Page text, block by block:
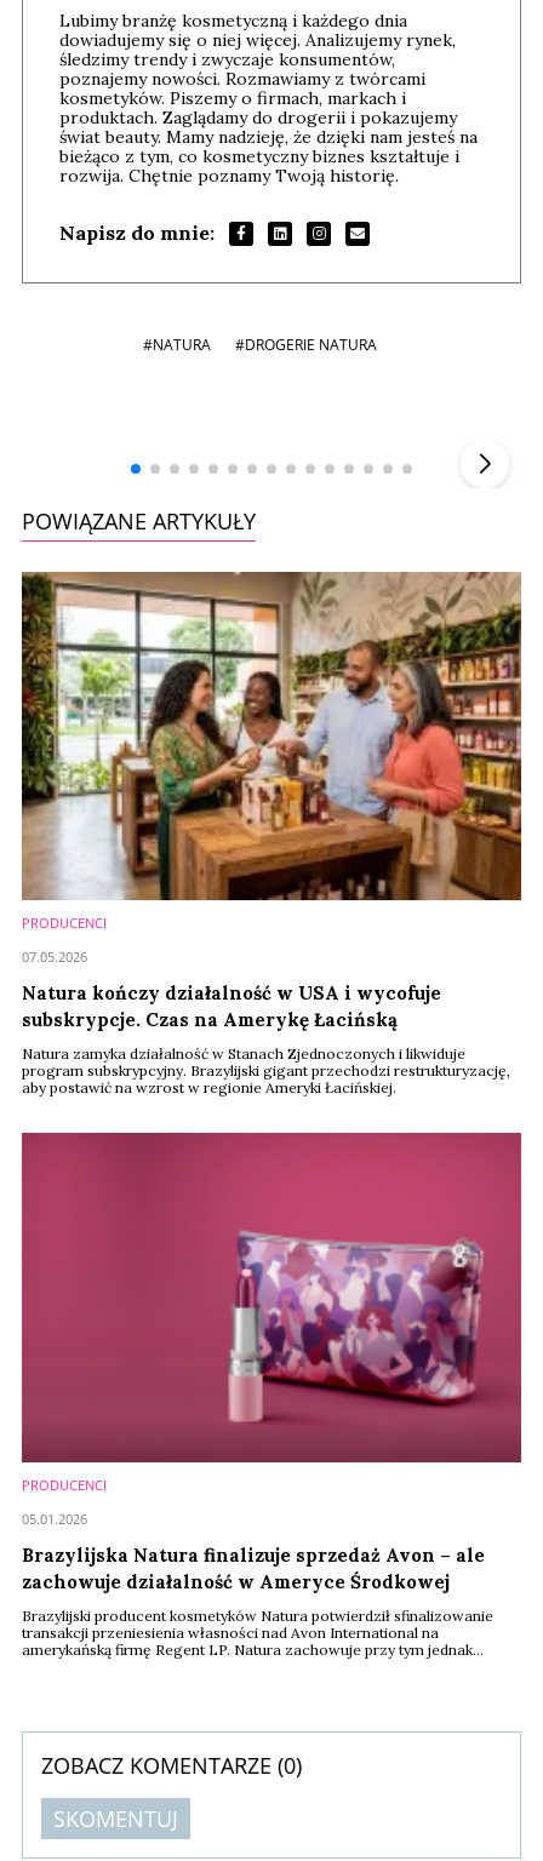
Lubimy branżę kosmetyczną i każdego dnia
dowiadujemy się o niej więcej. Analizujemy rynek,
śledzimy trendy i zwyczaje konsumentów,
poznajemy nowości. Rozmawiamy z twórcami
kosmetyków. Piszemy o firmach, markach i
produktach. Zaglądamy do drogerii i pokazujemy
świat beauty. Mamy nadzieję, że dzięki nam jesteś na
bieżąco z tym, co kosmetyczny biznes kształtuje i
rozwija. Chętnie poznamy Twoją historię.
Napisz do mnie:
#NATURA #DROGERIE NATURA
POWIĄZANE ARTYKUŁY
PRODUCENCI
Natura kończy działalność w USA i wycofuje
subskrypcje. Czas na Amerykę Łacińską
Natura zamyka działalność w Stanach Zjednoczonych i likwiduje
program subskrypcyjny. Brazylijski gigant przechodzi restrukturyzację,
aby postawić na wzrost w regionie Ameryki Łacińskiej.
07.05.2026
PRODUCENCI
Brazylijska Natura finalizuje sprzedaż Avon – ale
zachowuje działalność w Ameryce Środkowej
Brazylijski producent kosmetyków Natura potwierdził sfinalizowanie
transakcji przeniesienia własności nad Avon International na
amerykańską firmę Regent LP. Natura zachowuje przy tym jednak
05.01.2026
ZOBACZ KOMENTARZE (0)
SKOMENTUJ